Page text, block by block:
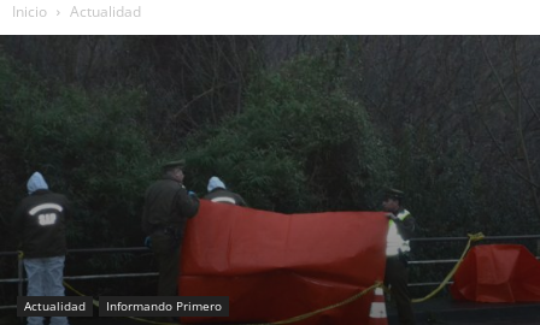
Inicio Actualidad
Actualidad Informando Primero